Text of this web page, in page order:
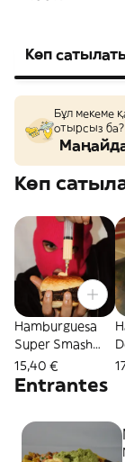
Көп
Бұл мекеме
отырсыз ба?
Көп
Hamburguesa
Super Smash
Cheese
15,40 €
Entrantes